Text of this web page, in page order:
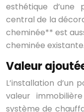
esthétique
central de la
cheminée** est
cheminée existante.
Valeur
L’installation d’un
valeur
système de